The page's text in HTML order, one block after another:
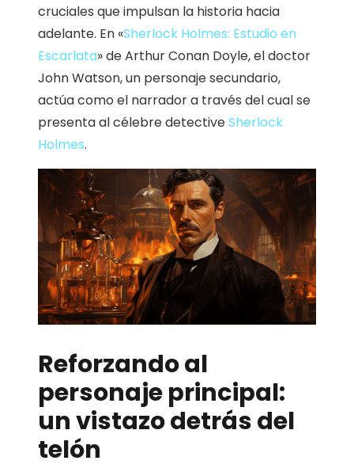
cruciales que impulsan la historia hacia
adelante. En «Sherlock Holmes: Estudio en
Escarlata» de Arthur Conan Doyle, el doctor
John Watson, un personaje secundario,
actúa como el narrador a través del cual se
presenta al célebre detectiveSherlock
Holmes.
Reforzando al
personaje principal:
un vistazo detrás del
telón